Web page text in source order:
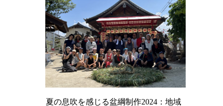
夏の息吹を感じる盆綱制作2024：地域